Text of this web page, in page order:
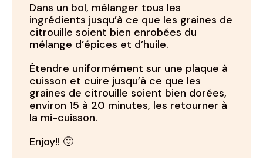
Dans un bol, mélanger tous les
ingrédients jusqu’à ce que les graines de
citrouille soient bien enrobées du
mélange d’épices et d’huile.
Étendre uniformément sur une plaque à
cuisson et cuire jusqu’à ce que les
graines de citrouille soient bien dorées,
environ 15 à 20 minutes, les retourner à
la mi-cuisson.
Enjoy!! 🙂